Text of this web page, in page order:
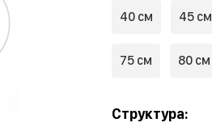
40 см 45 см
75 см 80 см
Структура: